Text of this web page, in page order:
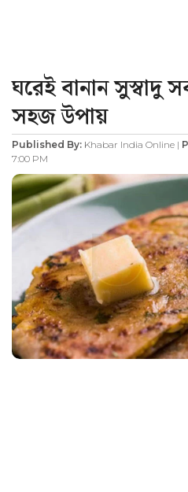
ঘরেই বানান সুস্বাদু
সহজ উপায়
Published By: Khabar India Online |
7:00 PM